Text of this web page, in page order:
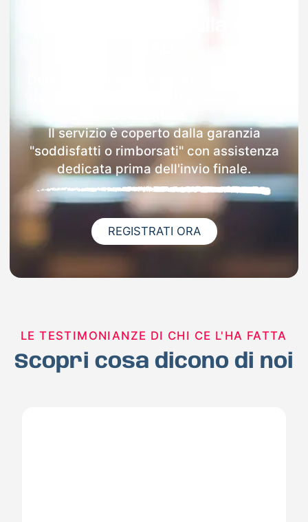
Il servizio è coperto dalla garanzia
"soddisfatti o rimborsati" con assistenza
dedicata prima dell'invio finale.
REGISTRATI ORA
LE TESTIMONIANZE DI CHI CE L'HA FATTA
Scopri cosa dicono di noi